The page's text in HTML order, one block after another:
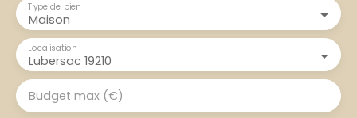
Maison
Type de bien
Lubersac 19210
Localisation
Budget max (€)